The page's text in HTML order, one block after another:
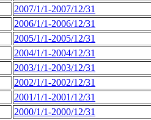
2007/1/1-2007/12/31
2006/1/1-2006/12/31
2005/1/1-2005/12/31
2004/1/1-2004/12/31
2003/1/1-2003/12/31
2002/1/1-2002/12/31
2001/1/1-2001/12/31
2000/1/1-2000/12/31